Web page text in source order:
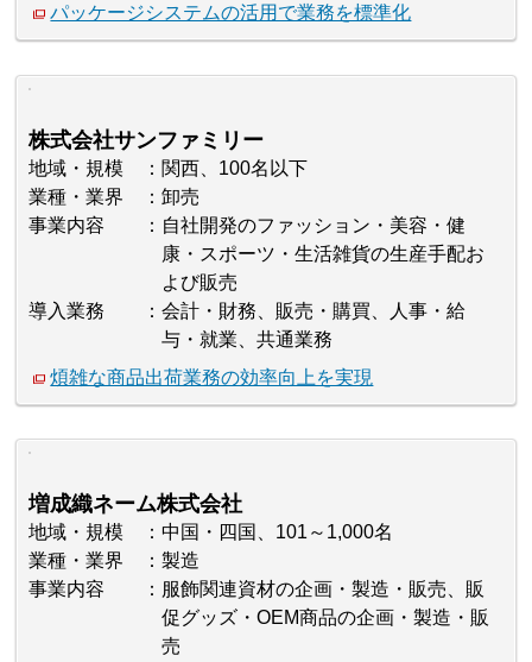
パッケージシステムの活用で業務を標準化
株式会社サンファミリー
地域・規模
関西、100名以下
業種・業界
卸売
事業内容
自社開発のファッション・美容・健
康・スポーツ・生活雑貨の生産手配お
よび販売
導入業務
会計・財務、販売・購買、人事・給
与・就業、共通業務
煩雑な商品出荷業務の効率向上を実現
増成織ネーム株式会社
地域・規模
中国・四国、101～1,000名
業種・業界
製造
事業内容
服飾関連資材の企画・製造・販売、販
促グッズ・OEM商品の企画・製造・販
売